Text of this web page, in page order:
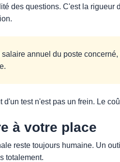
des questions. C'est la rigueur
annuel du poste concerné,
test n'est pas un frein. Le
à votre place
reste toujours humaine. Un
totalement.